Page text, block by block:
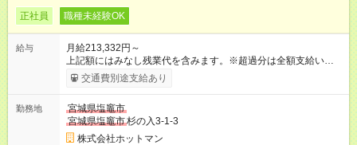
正社員 職種未経験OK
給与
月給213,332円～
上記額にはみなし残業代を含みます。※超過分は全額支給いたし
ます。 みなし残業代 25,332円 以上／月 みなし残業時間 18.34
時間／月 上記額には開店準備早出手当（固定残業代）１８．３
す。 【試用期間】試用期間あり 試用期間の長さ：3ヶ月 雇用形
態、給与は本採用時と同じです。
交通費別途支給あり
勤務地
宮城県塩竈市
宮城県塩竈市杉の入3-1-3
株式会社ホットマン